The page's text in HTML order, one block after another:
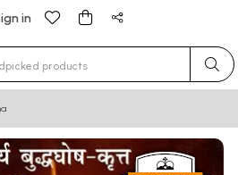
in
for results.